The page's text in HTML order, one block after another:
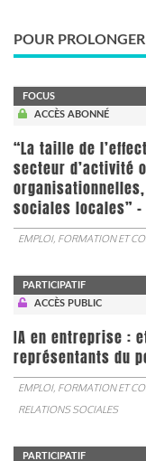
POUR
FOCUS
ACCÈS ABONNÉ
“La taille de
secteur d’activité
sociales locales” -
EMPLOI, FORMATION ET
PARTICIPATIF
ACCÈS PUBLIC
IA en entreprise :
représentants du
EMPLOI, FORMATION ET
RELATIONS SOCIALES
PARTICIPATIF